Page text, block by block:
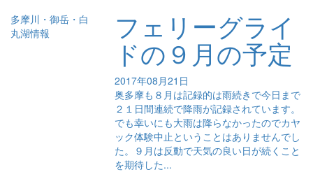
多摩川・御岳・白
丸湖情報
フェリーグライ
ドの９月の予定
2017年08月21日
奥多摩も８月は記録的は雨続きで今日まで
２１日間連続で降雨が記録されています。
でも幸いにも大雨は降らなかったのでカヤ
ック体験中止ということはありませんでし
た。９月は反動で天気の良い日が続くこと
を期待した...